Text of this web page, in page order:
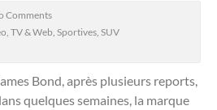
Comments
TV & Web Sportives SUV
Bond, après plusieurs reports,
quelques semaines, la marque